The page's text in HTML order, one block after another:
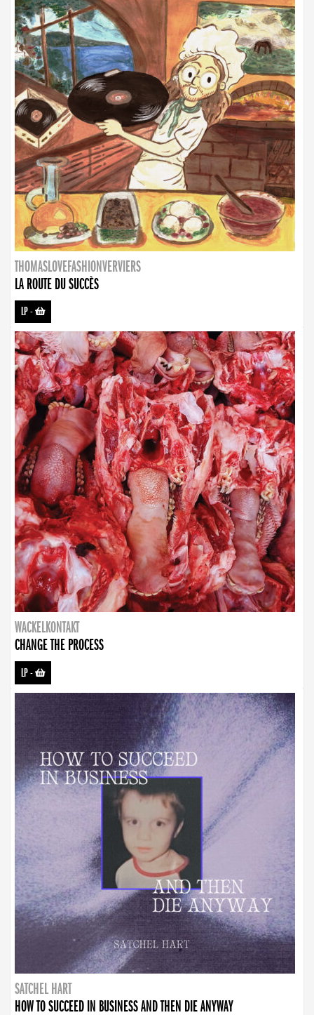
THOMASLOVEFASHIONVERVIERS
LA ROUTE DU SUCCÈS
LP-
WACKELKONTAKT
CHANGE THE PROCESS
LP-
SATCHEL HART
HOW TO SUCCEED IN BUSINESS AND THEN DIE ANYWAY